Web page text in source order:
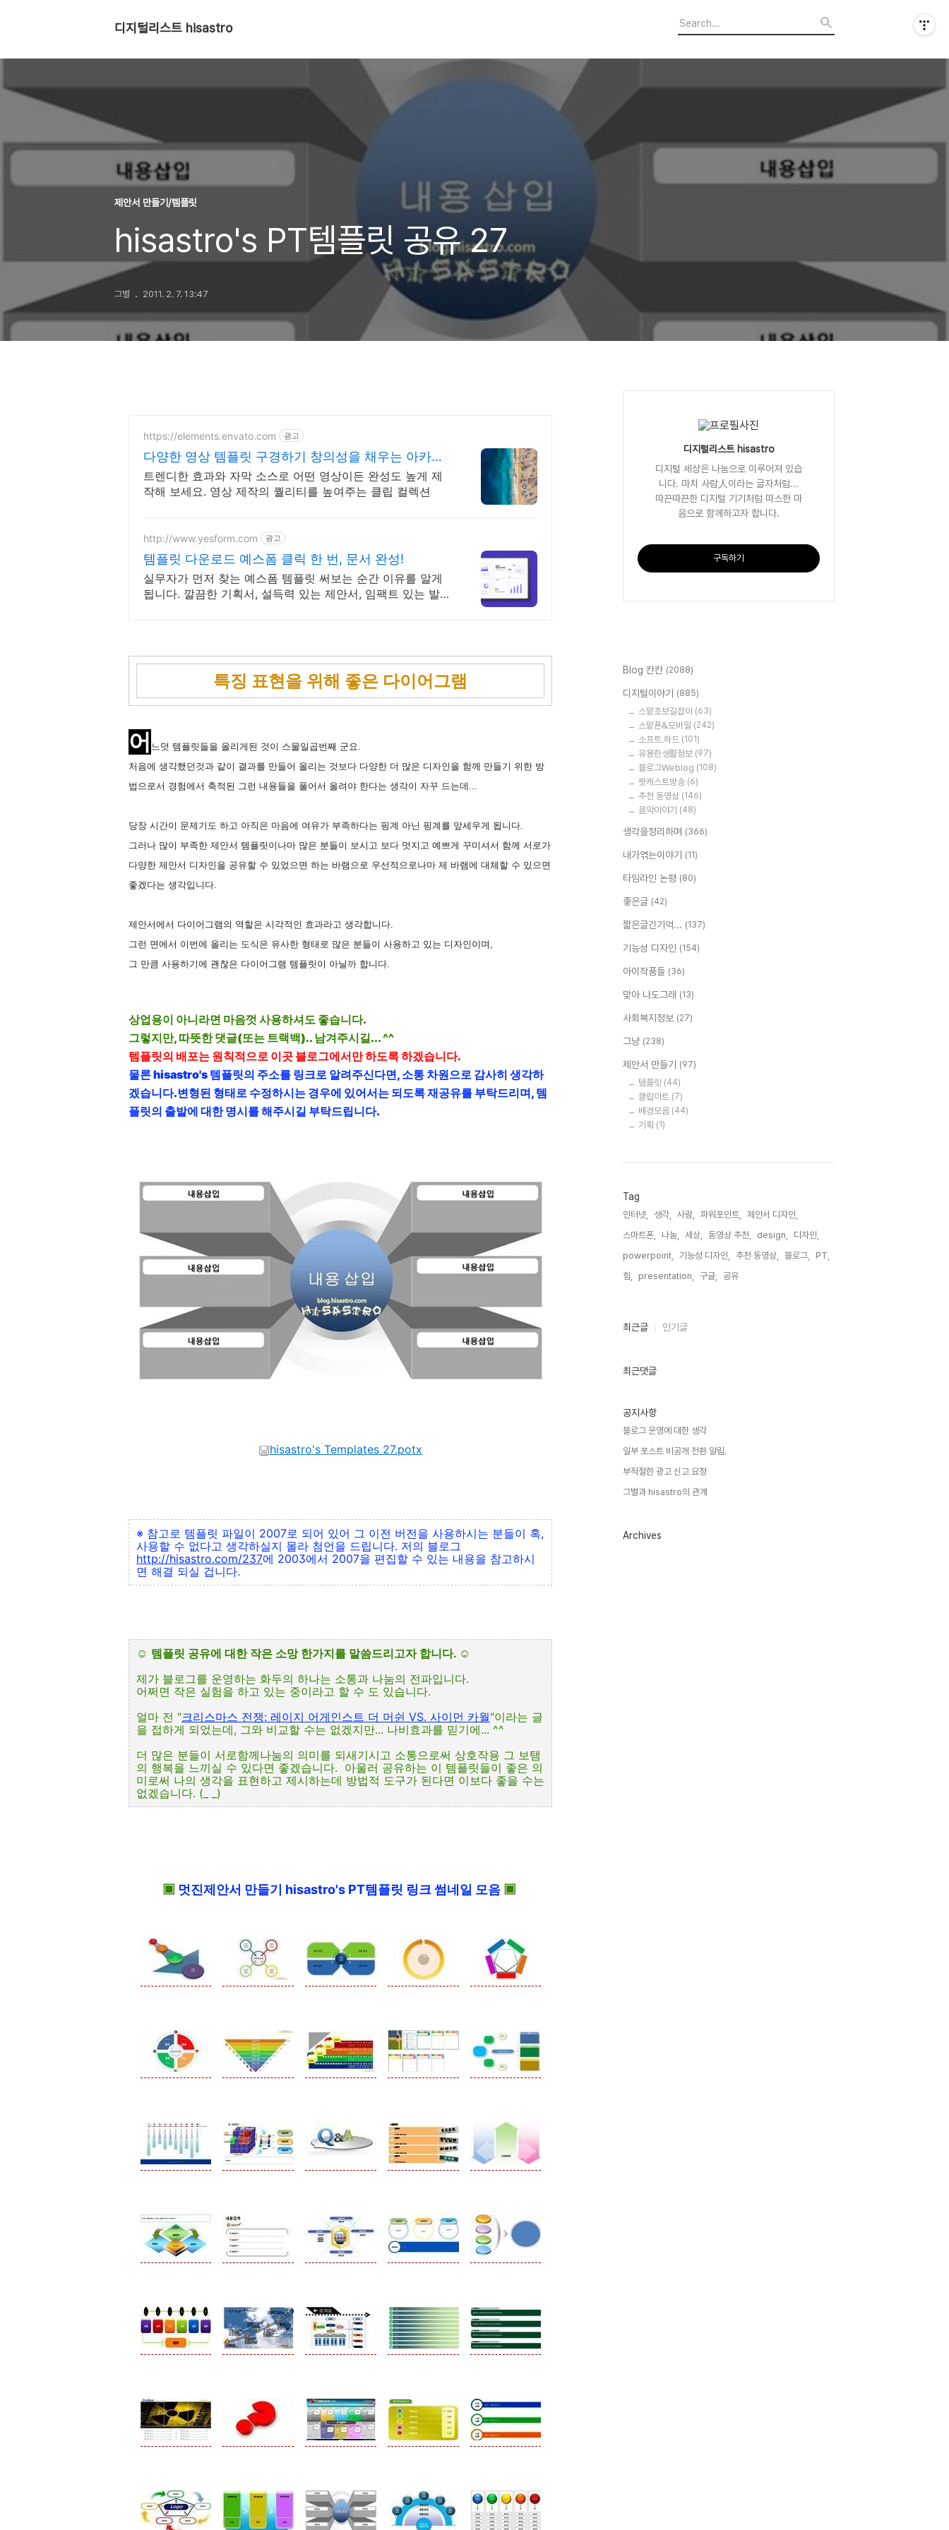
디지털리스트 hisastro
제안서 만들기/템플릿
hisastro's PT템플릿 공유 27
그별 2011. 2. 7. 13:47
https://elements.envato.com 광고
다양한 영상 템플릿 구경하기 창의성을 채우는 아카이
브
트렌디한 효과와 자막 소스로 어떤 영상이든 완성도 높게 제
작해 보세요. 영상 제작의 퀄리티를 높여주는 클립 컬렉션
http://www.yesform.com 광고
템플릿 다운로드 예스폼 클릭 한 번, 문서 완성!
실무자가 먼저 찾는 예스폼 템플릿 써보는 순간 이유를 알게
됩니다. 깔끔한 기획서, 설득력 있는 제안서, 임팩트 있는 발표
특징 표현을 위해 좋은 다이어그램
어 느덧 템플릿들을 올리게된 것이 스물일곱번째 군요.
처음에 생각했던것과 같이 결과를 만들어 올리는 것보다 다양한 더 많은 디자인을 함께 만들기 위한 방
법으로서 경험에서 축적된 그런 내용들을 풀어서 올려야 한다는 생각이 자꾸 드는데...
당장 시간이 문제기도 하고 아직은 마음에 여유가 부족하다는 핑계 아닌 핑계를 앞세우게 됩니다.
그러나 많이 부족한 제안서 템플릿이나마 많은 분들이 보시고 보다 멋지고 예쁘게 꾸미셔서 함께 서로가
다양한 제안서 디자인을 공유할 수 있었으면 하는 바램으로 우선적으로나마 제 바램에 대체할 수 있으면
좋겠다는 생각입니다.
제안서에서 다이어그램의 역할은 시각적인 효과라고 생각합니다.
그런 면에서 이번에 올리는 도식은 유사한 형태로 많은 분들이 사용하고 있는 디자인이며,
그 만큼 사용하기에 괜찮은 다이어그램 템플릿이 아닐까 합니다.
상업용이 아니라면 마음껏 사용하셔도 좋습니다.
그렇지만, 따뜻한 댓글(또는 트랙백).. 남겨주시길... ^^
템플릿의 배포는 원칙적으로 이곳 블로그에서만 하도록 하겠습니다.
물론 hisastro's 템플릿의 주소를 링크로 알려주신다면, 소통 차원으로 감사히 생각하
겠습니다.변형된 형태로 수정하시는 경우에 있어서는 되도록 재공유를 부탁드리며, 템
플릿의 출발에 대한 명시를 해주시길 부탁드립니다.
hisastro's Templates 27.potx
※ 참고로 템플릿 파일이 2007로 되어 있어 그 이전 버전을 사용하시는 분들이 혹,
사용할 수 없다고 생각하실지 몰라 첨언을 드립니다. 저의 블로그
http://hisastro.com/237에 2003에서 2007을 편집할 수 있는 내용을 참고하시
면 해결 되실 겁니다.
☺ 템플릿 공유에 대한 작은 소망 한가지를 말씀드리고자 합니다. ☺
제가 블로그를 운영하는 화두의 하나는 소통과 나눔의 전파입니다.
어쩌면 작은 실험을 하고 있는 중이라고 할 수 도 있습니다.
얼마 전 "크리스마스 전쟁: 레이지 어게인스트 더 머쉰 VS. 사이먼 카월"이라는 글
을 접하게 되었는데, 그와 비교할 수는 없겠지만... 나비효과를 믿기에... ^^
더 많은 분들이 서로함께나눔의 의미를 되새기시고 소통으로써 상호작용 그 보탬
의 행복을 느끼실 수 있다면 좋겠습니다. 아울러 공유하는 이 템플릿들이 좋은 의
미로써 나의 생각을 표현하고 제시하는데 방법적 도구가 된다면 이보다 좋을 수는
없겠습니다. (_ _)
▣ 멋진제안서 만들기 hisastro's PT템플릿 링크 썸네일 모음 ▣
디지털리스트 hisastro
디지털 세상은 나눔으로 이루어져 있습
니다. 마치 사람人이라는 글자처럼...
따끈따끈한 디지털 기기처럼 따스한 마
음으로 함께하고자 합니다.
구독하기
Blog 칸칸 (2088)
디지털이야기 (885)
스맡초보길잡이 (63)
스맡폰&모바일 (242)
소프트.하드 (101)
유용한생활정보 (97)
블로그Weblog (108)
팟캐스트방송 (6)
추천 동영상 (146)
음악이야기 (48)
생각을정리하며 (366)
내가엮는이야기 (11)
타임라인 논평 (80)
좋은글 (42)
짧은글긴기억... (137)
기능성 디자인 (154)
아이작품들 (36)
맞아 나도그래 (13)
사회복지정보 (27)
그냥 (238)
제안서 만들기 (97)
템플릿 (44)
클립아트 (7)
배경모음 (44)
기획 (1)
Tag
인터넷, 생각, 사람, 파워포인트,
제안서 디자인,
스마트폰,
나눔, 세상, 동영상 추천, design,
디자인,
powerpoint,
기능성 디자인, 추천 동영상, 블로그,
PT,
힘,
presentation, 구글, 공유,
최
인
최근글 인기글
최근댓글
공지사항
블로그 운영에 대한 생각
일부 포스트 비공개 전환 알림.
부적절한 광고 신고 요청
그별과 hisastro의 관계
Archives